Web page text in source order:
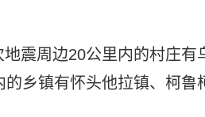
地震周边20公里内的村庄
乡镇有怀头他拉镇、柯鲁